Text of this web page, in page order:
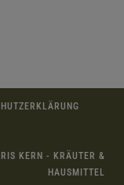
KERN - KRÄUTER &
HAUSMITTEL